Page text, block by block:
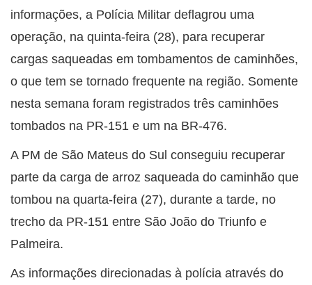
informações, a Polícia Militar deflagrou uma
operação, na quinta-feira (28), para recuperar
cargas saqueadas em tombamentos de caminhões,
o que tem se tornado frequente na região. Somente
nesta semana foram registrados três caminhões
tombados na PR-151 e um na BR-476.
A PM de São Mateus do Sul conseguiu recuperar
parte da carga de arroz saqueada do caminhão que
tombou na quarta-feira (27), durante a tarde, no
trecho da PR-151 entre São João do Triunfo e
Palmeira.
As informações direcionadas à polícia através do